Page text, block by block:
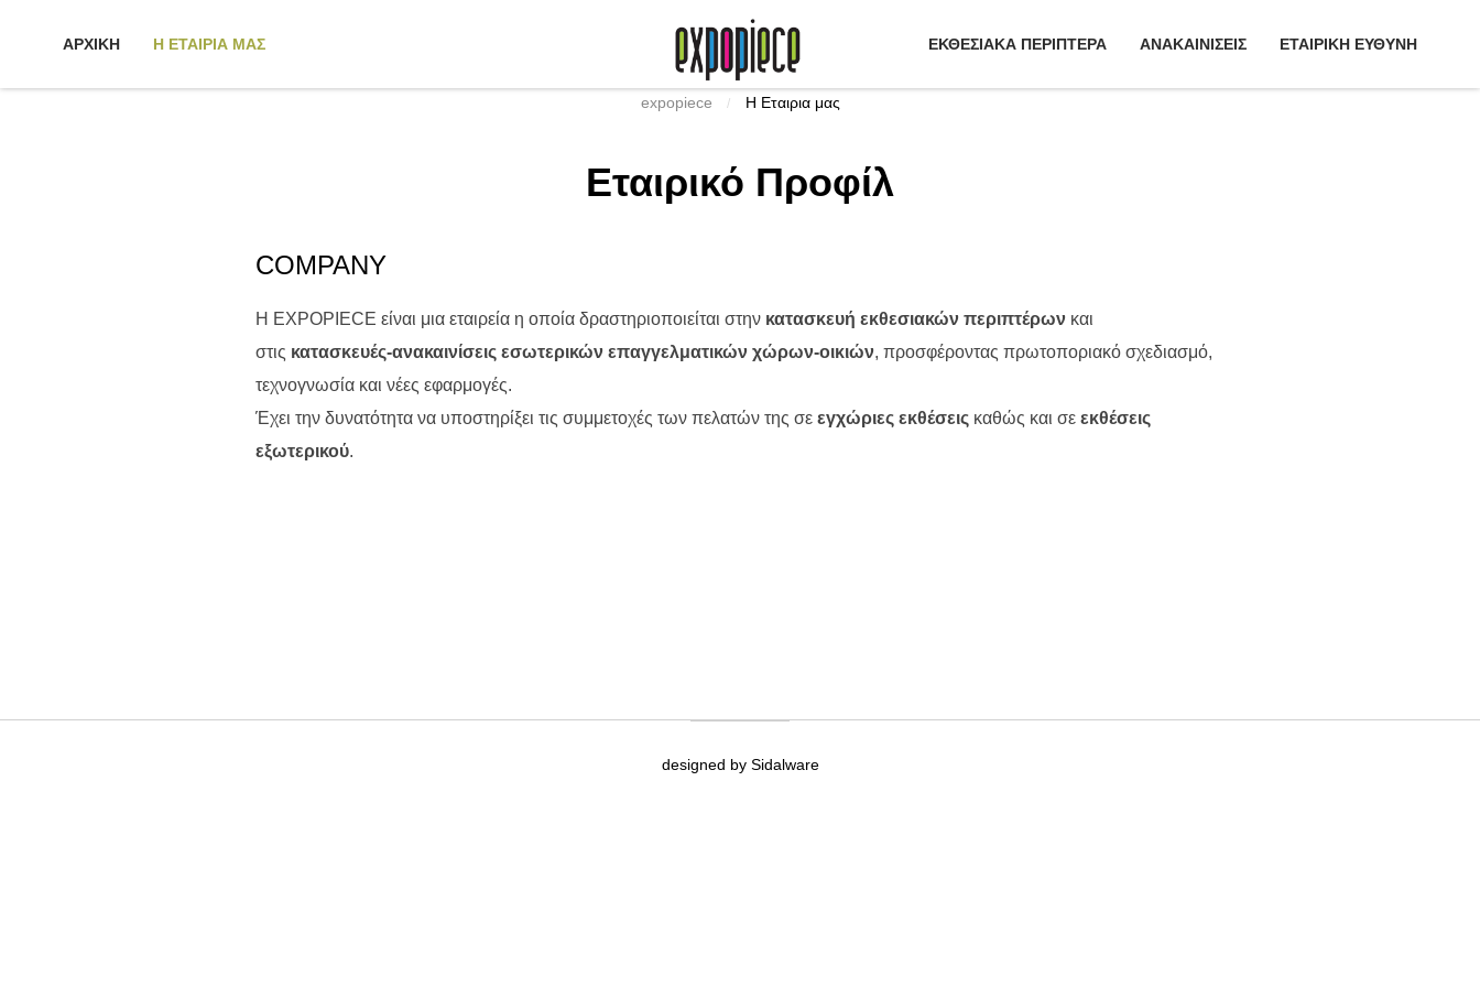
ΑΡΧΙΚΗ Η ΕΤΑΙΡΙΑ ΜΑΣ ΕΚΘΕΣΙΑΚΑ ΠΕΡΙΠΤΕΡΑ ΑΝΑΚΑΙΝΙΣΕΙΣ ΕΤΑΙΡΙΚΗ ΕΥΘΥΝΗ
expopiece / Η Εταιρια μας
Εταιρικό Προφίλ
COMPANY
Η EXPOPIECE είναι μια εταιρεία η οποία δραστηριοποιείται στην κατασκευή εκθεσιακών περιπτέρων και
στις κατασκευές-ανακαινίσεις εσωτερικών επαγγελματικών χώρων-οικιών, προσφέροντας πρωτοποριακό σχεδιασμό,
τεχνογνωσία και νέες εφαρμογές.
Έχει την δυνατότητα να υποστηρίξει τις συμμετοχές των πελατών της σε εγχώριες εκθέσεις καθώς και σε εκθέσεις
εξωτερικού.
designed by Sidalware